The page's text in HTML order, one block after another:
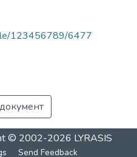
123456789/6477
© 2002-2026 LYRASIS
Send Feedback